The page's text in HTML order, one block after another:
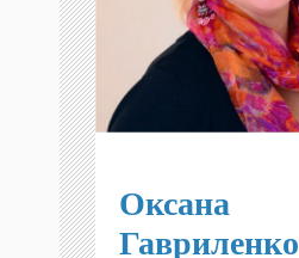
Оксана
Гавриленко